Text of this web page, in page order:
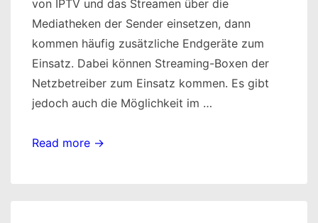
von IPTV und das Streamen über die
Mediatheken der Sender einsetzen, dann
kommen häufig zusätzliche Endgeräte zum
Einsatz. Dabei können Streaming-Boxen der
Netzbetreiber zum Einsatz kommen. Es gibt
jedoch auch die Möglichkeit im …
Mit
Read more →